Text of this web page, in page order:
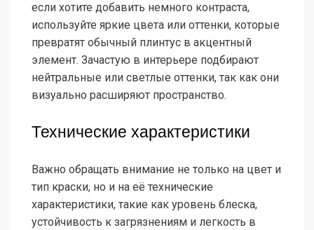
если хотите добавить немного контраста,
используйте яркие цвета или оттенки, которые
превратят обычный плинтус в акцентный
элемент. Зачастую в интерьере подбирают
нейтральные или светлые оттенки, так как они
визуально расширяют пространство.
Технические характеристики
Важно обращать внимание не только на цвет и
тип краски, но и на её технические
характеристики, такие как уровень блеска,
устойчивость к загрязнениям и легкость в